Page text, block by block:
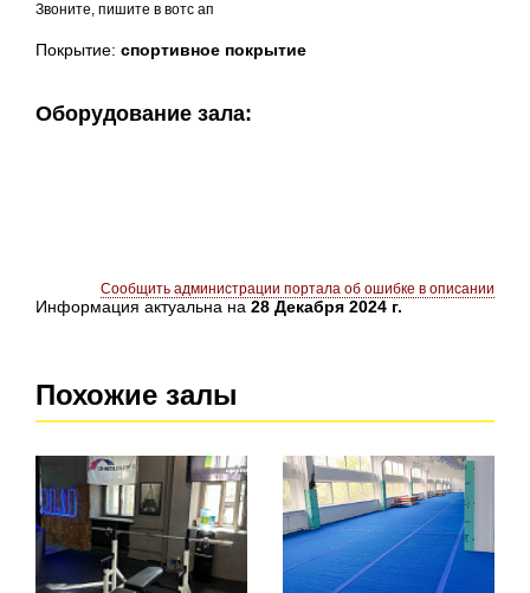
Звоните, пишите в вотс ап
Покрытие: спортивное покрытие
Оборудование зала:
Сообщить администрации портала об ошибке в описании
Информация актуальна на 28 Декабря 2024 г.
Похожие залы